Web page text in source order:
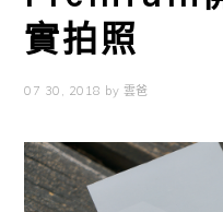
實拍照
07 30, 2018 by 雲爸